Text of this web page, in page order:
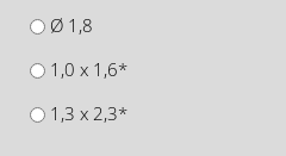
Ø 1,8
1,0 x 1,6*
1,3 x 2,3*